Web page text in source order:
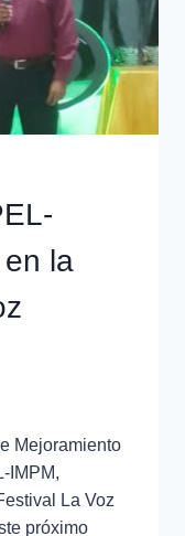
la
Mejoramiento
IMPM,
La Voz
próximo